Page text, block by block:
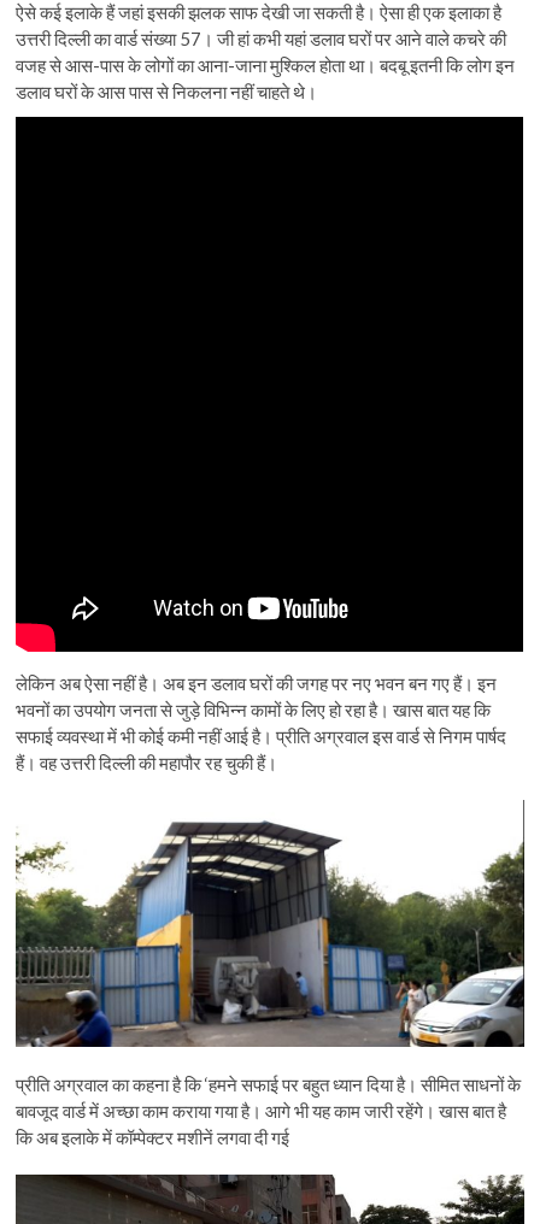
ऐसे कई इलाके हैं जहां इसकी झलक साफ देखी जा सकती है। ऐसा ही एक इलाका है
उत्तरी दिल्ली का वार्ड संख्या 57। जी हां कभी यहां डलाव घरों पर आने वाले कचरे की
वजह से आस-पास के लोगों का आना-जाना मुश्किल होता था। बदबू इतनी कि लोग इन
डलाव घरों के आस पास से निकलना नहीं चाहते थे।
लेकिन अब ऐसा नहीं है। अब इन डलाव घरों की जगह पर नए भवन बन गए हैं। इन
भवनों का उपयोग जनता से जुड़े विभिन्न कामों के लिए हो रहा है। खास बात यह कि
सफाई व्यवस्था में भी कोई कमी नहीं आई है। प्रीति अग्रवाल इस वार्ड से निगम पार्षद
हैं। वह उत्तरी दिल्ली की महापौर रह चुकी हैं।
प्रीति अग्रवाल का कहना है कि ‘हमने सफाई पर बहुत ध्यान दिया है। सीमित साधनों के
बावजूद वार्ड में अच्छा काम कराया गया है। आगे भी यह काम जारी रहेंगे। खास बात है
कि अब इलाके में कॉम्पेक्टर मशीनें लगवा दी गई